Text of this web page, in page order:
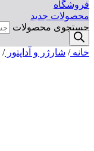
فروشگاه
محصولات جدید
جستجوی محصولات
خانه/ شارژر و آداپتور/